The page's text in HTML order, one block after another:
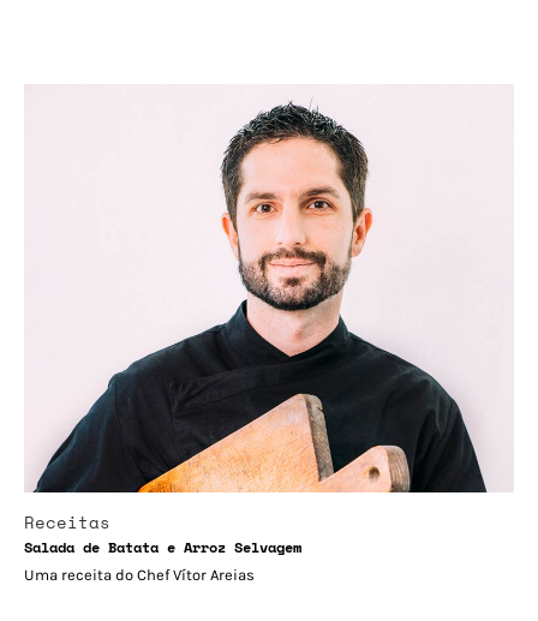
Receitas
Salada de Batata e Arroz Selvagem
Uma receita do Chef Vítor Areias